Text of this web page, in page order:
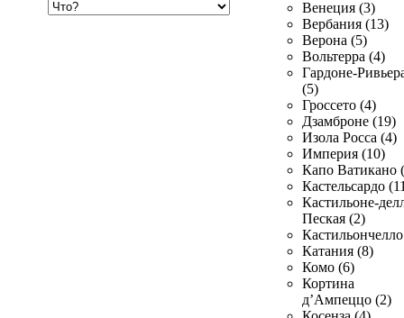
Венеция (3)
Вербания (13)
Верона (5)
Вольтерра (4)
Гардоне-
(5)
Гроссето (4)
Дзамброне (19)
Изола Росса (4)
Империя (10)
Капо Ватикано
Кастельсардо
Кастильоне-
Пеская (2)
Катания (8)
Комо (6)
Кортина
д’Ампеццо (2)